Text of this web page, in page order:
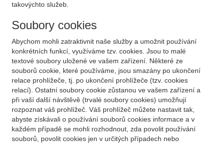
takovýchto služeb.
Soubory cookies
Abychom mohli zatraktivnit naše služby a umožnit používání
konkrétních funkcí, využíváme tzv. cookies. Jsou to malé
textové soubory uložené ve vašem zařízení. Některé ze
souborů cookie, které používáme, jsou smazány po ukončení
relace prohlížeče, tj. po ukončení prohlížeče (tzv. cookies
relací). Ostatní soubory cookie zůstanou ve vašem zařízení a
při vaší další návštěvě (trvalé soubory cookies) umožňují
rozpoznat váš prohlížeč. Váš prohlížeč můžete nastavit tak,
abyste získávali o používání souborů cookies informace a v
každém případě se mohli rozhodnout, zda povolit používání
souborů, povolit cookies jen v určitých případech nebo